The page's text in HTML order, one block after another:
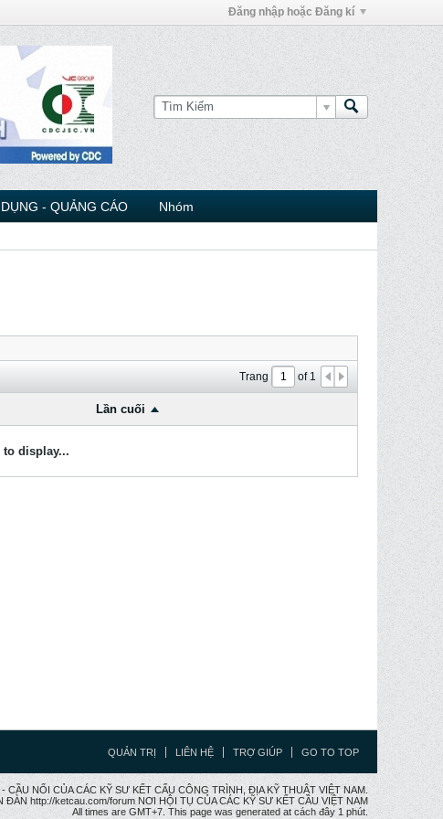
Đăng nhập hoặc Đăng kí
- QUẢNG CÁO Nhóm
Trang of1
Lần cuối
to display...
QUẢN TRỊ LIÊN HỆ TRỢ GIÚP GO TO TOP
NỐI CỦA CÁC KỸ SƯ KẾT CẤU CÔNG TRÌNH, ĐỊA KỸ THUẬT VIỆT NAM.
ĐÀN http://ketcau.com/forum NƠI HỘI TỤ CỦA CÁC KỸ SƯ KẾT CÂU VIỆT NAM
All times are GMT+7. This page was generated at cách đây 1 phút.